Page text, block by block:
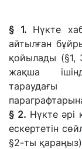
§ 1. Нүкте
айтылған
қойылады (§1,
жақша
§ 2. Нүкте әрі
ескертетін
§2-ты